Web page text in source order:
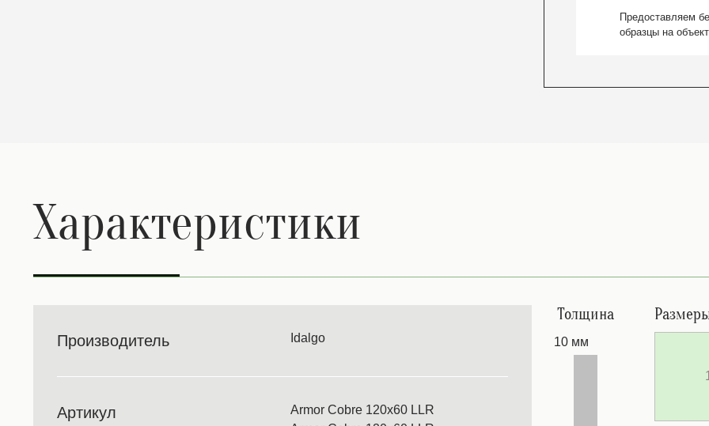
Предоставляем
образцы на
Характеристики
Производитель Idalgo
Артикул
Armor Cobre 120x60 LLR
Толщина
10 мм